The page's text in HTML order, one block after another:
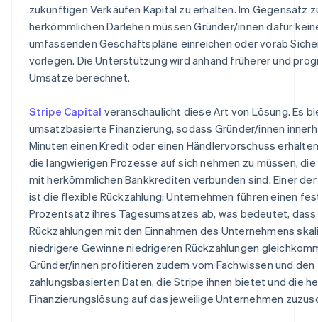
zukünftigen Verkäufen Kapital zu erhalten. Im Gegensatz
herkömmlichen Darlehen müssen Gründer/innen dafür
umfassenden Geschäftspläne einreichen oder vorab
vorlegen. Die Unterstützung wird anhand früherer und
Umsätze berechnet.
Stripe Capital veranschaulicht diese Art von Lösung. Es
umsatzbasierte Finanzierung, sodass Gründer/innen
Minuten einen Kredit oder einen Händlervorschuss
die langwierigen Prozesse auf sich nehmen zu müssen, die
mit herkömmlichen Bankkrediten verbunden sind. Einer
ist die flexible Rückzahlung: Unternehmen führen einen
Prozentsatz ihres Tagesumsatzes ab, was bedeutet,
Rückzahlungen mit den Einnahmen des Unternehmens
niedrigere Gewinne niedrigeren Rückzahlungen
Gründer/innen profitieren zudem vom Fachwissen und den
zahlungsbasierten Daten, die Stripe ihnen bietet und die
Finanzierungslösung auf das jeweilige Unternehmen